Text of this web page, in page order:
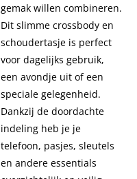
gemak willen combineren.
Dit slimme crossbody en
schoudertasje is perfect
voor dagelijks gebruik,
een avondje uit of een
speciale gelegenheid.
Dankzij de doordachte
indeling heb je je
telefoon, pasjes, sleutels
en andere essentials